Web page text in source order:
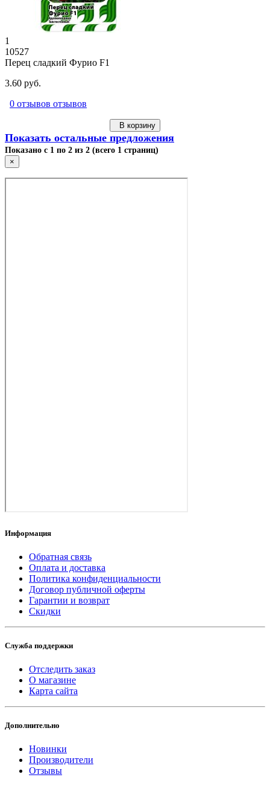
1
10527
Перец сладкий Фурио F1
3.60 руб.
0 отзывов отзывов
В корзину
Показать остальные предложения
Показано с 1 по 2 из 2 (всего 1 страниц)
×
Информация
Обратная связь
Оплата и доставка
Политика конфиденциальности
Договор публичной оферты
Гарантии и возврат
Скидки
Служба поддержки
Отследить заказ
О магазине
Карта сайта
Дополнительно
Новинки
Производители
Отзывы